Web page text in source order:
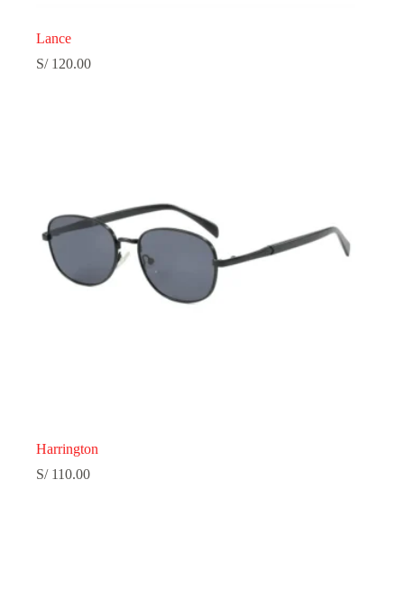
Lance
S/120.00
Harrington
S/110.00